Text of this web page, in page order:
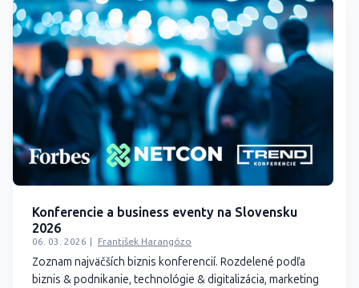
Konferencie a business eventy na Slovensku
2026
06. 03. 2026 František Harangózo
Zoznam najväčších biznis konferencií. Rozdelené podľa
biznis & podnikanie, technológie & digitalizácia, marketing